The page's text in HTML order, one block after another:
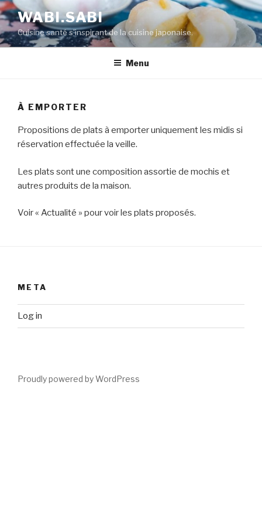
WABI.SABI
Cuisine santé s'inspirant de la cuisine japonaise.
Menu
À EMPORTER
Propositions de plats à emporter uniquement les midis si
réservation effectuée la veille.
Les plats sont une composition assortie de mochis et
autres produits de la maison.
Voir « Actualité » pour voir les plats proposés.
META
Log in
Proudly powered by WordPress